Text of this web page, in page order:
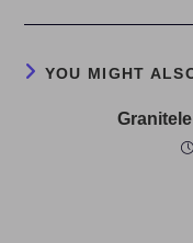
YOU MIGHT